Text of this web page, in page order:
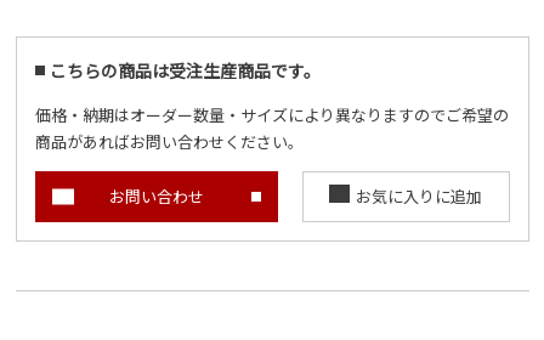
こちらの商品は受注生産商品です。
価格・納期はオーダー数量・サイズにより異なりますのでご希望の
商品があればお問い合わせください。
お問い合わせ お気に入りに追加